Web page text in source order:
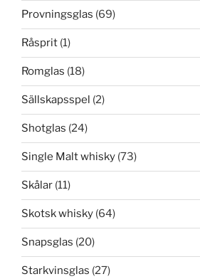
Provningsglas (69)
Råsprit (1)
Romglas (18)
Sällskapsspel (2)
Shotglas (24)
Single Malt whisky (73)
Skålar (11)
Skotsk whisky (64)
Snapsglas (20)
Starkvinsglas (27)